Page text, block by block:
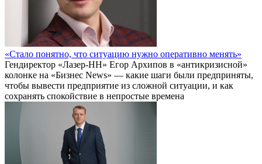
«Стало понятно, что ситуацию нужно оперативно менять»
Гендиректор «Лазер-НН» Егор Архипов в «антикризисной»
колонке на «Бизнес News» — какие шаги были предприняты,
чтобы вывести предприятие из сложной ситуации, и как
сохранять спокойствие в непростые времена